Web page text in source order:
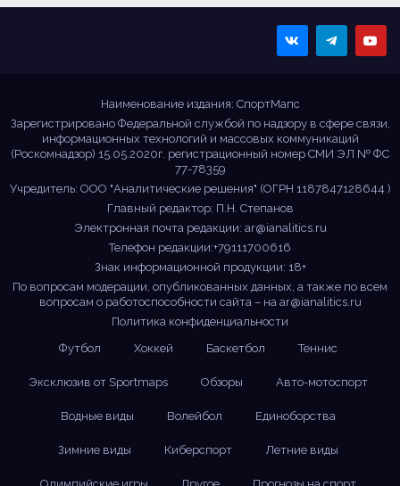
Наименование издания: СпортМапс
Зарегистрировано Федеральной службой по надзору в сфере связи,
информационных технологий и массовых коммуникаций
(Роскомнадзор) 15.05.2020г. регистрационный номер СМИ ЭЛ № ФС
77-78359
Учредитель: ООО "Аналитические решения" (ОГРН 1187847128644 )
Главный редактор: П.Н. Степанов
Электронная почта редакции: ar@ianalitics.ru
Телефон редакции:+79111700616
Знак информационной продукции: 18+
По вопросам модерации, опубликованных данных, а также по всем
вопросам о работоспособности сайта – на ar@ianalitics.ru
Политика конфиденциальности
Футбол
Хоккей Баскетбол Теннис
Эксклюзив от Sportmaps Обзоры Авто-мотоспорт
Водные виды Волейбол Единоборства
Зимние виды Киберспорт Летние виды